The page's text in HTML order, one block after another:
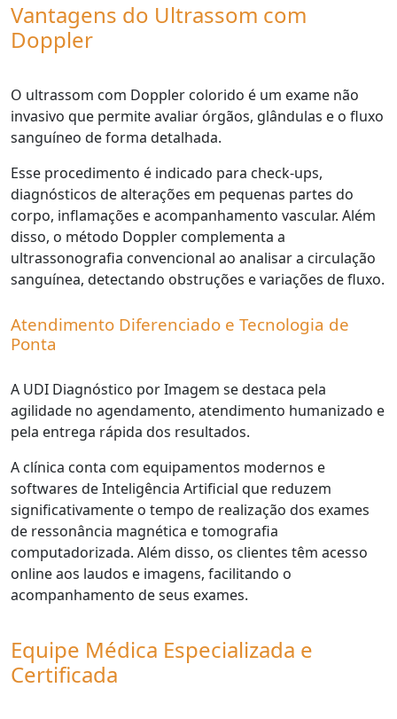
Vantagens do Ultrassom com
Doppler
O ultrassom com Doppler colorido é um exame não
invasivo que permite avaliar órgãos, glândulas e o fluxo
sanguíneo de forma detalhada.
Esse procedimento é indicado para check-ups,
diagnósticos de alterações em pequenas partes do
corpo, inflamações e acompanhamento vascular. Além
disso, o método Doppler complementa a
ultrassonografia convencional ao analisar a circulação
sanguínea, detectando obstruções e variações de fluxo.
Atendimento Diferenciado e Tecnologia de
Ponta
A UDI Diagnóstico por Imagem se destaca pela
agilidade no agendamento, atendimento humanizado e
pela entrega rápida dos resultados.
A clínica conta com equipamentos modernos e
softwares de Inteligência Artificial que reduzem
significativamente o tempo de realização dos exames
de ressonância magnética e tomografia
computadorizada. Além disso, os clientes têm acesso
online aos laudos e imagens, facilitando o
acompanhamento de seus exames.
Equipe Médica Especializada e
Certificada